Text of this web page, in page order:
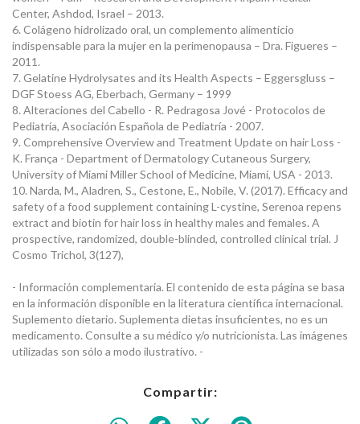
Center, Ashdod, Israel – 2013.
6. Colágeno hidrolizado oral, un complemento alimenticio
indispensable para la mujer en la perimenopausa – Dra. Figueres –
2011.
7. Gelatine Hydrolysates and its Health Aspects – Eggersgluss –
DGF Stoess AG, Eberbach, Germany – 1999
8. Alteraciones del Cabello - R. Pedragosa Jové - Protocolos de
Pediatría, Asociación Española de Pediatría - 2007.
9. Comprehensive Overview and Treatment Update on hair Loss -
K. França - Department of Dermatology Cutaneous Surgery,
University of Miami Miller School of Medicine, Miami, USA - 2013.
10. Narda, M., Aladren, S., Cestone, E., Nobile, V. (2017). Efficacy and
safety of a food supplement containing L-cystine, Serenoa repens
extract and biotin for hair loss in healthy males and females. A
prospective, randomized, double-blinded, controlled clinical trial. J
Cosmo Trichol, 3(127),
- Información complementaria. El contenido de esta página se basa
en la información disponible en la literatura científica internacional.
Suplemento dietario. Suplementa dietas insuficientes, no es un
medicamento. Consulte a su médico y/o nutricionista. Las imágenes
utilizadas son sólo a modo ilustrativo. -
Compartir: